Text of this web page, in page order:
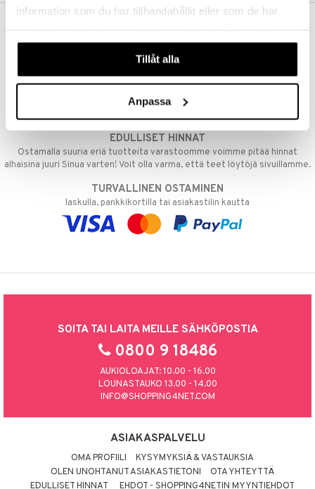
information som du har tillhandahållit eller som de har
våra cookies vid fortsatt användande av vår webbplats.
Tillåt alla
Anpassa
Aina maksuton vaihtoehto, huolimatta siitä ostatko yksittäisen
tuotteen tai koko tilauksellesi joka ylittää 50 €.
NOPEAT TOIMITUKSET
Ennen kello 13.00 tehdyt tilaukset lähetetään normaalisti samana
EDULLISET HINNAT
Ostamalla suuria eriä tuotteita varastoomme voimme pitää hinnat
alhaisina juuri Sinua varten! Voit olla varma, että teet löytöjä sivuillamme.
TURVALLINEN OSTAMINEN
laskulla, pankkikortilla tai asiakastilin kautta
SOITA TAI LAITA MEILLE SÄHKÖPOSTIA
0800 9 18486
AUKIOLOAJAT: 10.00 - 16.00
LOUNASTAUKO 13.00 - 14.00
INFO@SHOPPING4NET.COM
ASIAKASPALVELU
OMA PROFIILI
KYSYMYKSIÄ & VASTAUKSIA
OLEN UNOHTANUT ASIAKASTIETONI
OTA YHTEYTTÄ
EDULLISET HINNAT
EHDOT - SHOPPING4NETIN MYYNTIEHDOT